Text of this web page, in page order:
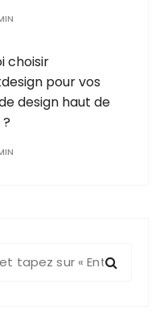
choisir
pour vos
design haut de